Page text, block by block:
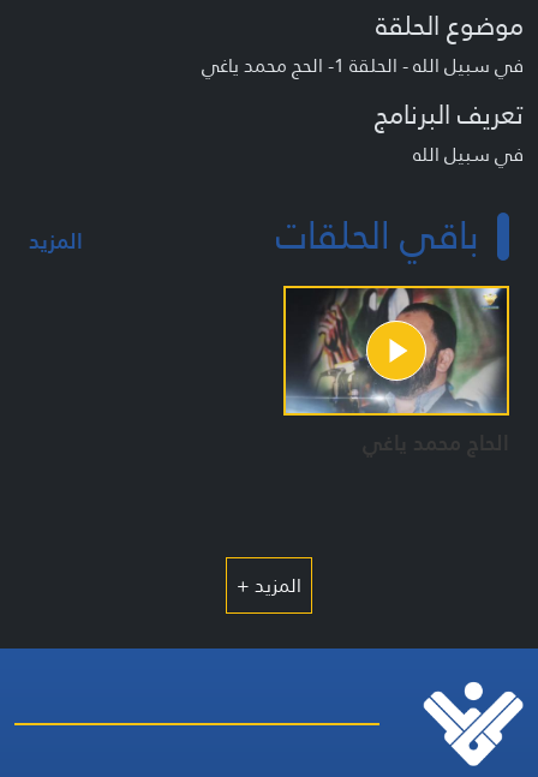
موضوع الحلقة
في سبيل الله - الحلقة 1- الحج محمد ياغي
تعريف البرنامج
في سبيل الله
باقي الحلقات المزيد
الحاج محمد ياغي
المزيد +